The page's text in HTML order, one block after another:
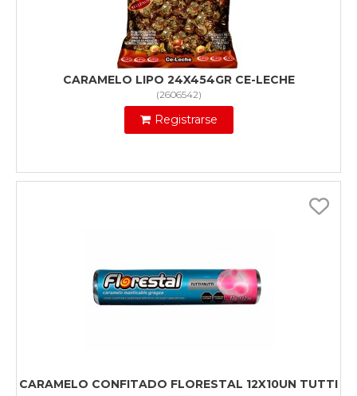
CARAMELO LIPO 24X454GR CE-LECHE
(2606542)
Registrarse
CARAMELO CONFITADO FLORESTAL 12X10UN TUTTI